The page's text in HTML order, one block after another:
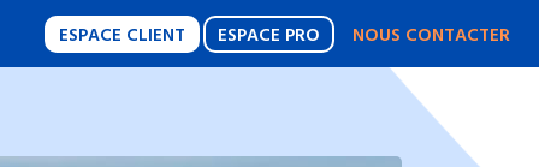
ESPACE CLIENT ESPACE PRO NOUS CONTACTER